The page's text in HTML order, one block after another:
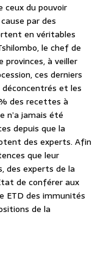
ceux du pouvoir
par des
en véritables
le chef de
provinces, à veiller
ces derniers
et les
des recettes à
n’a jamais été
depuis que la
des experts. Afin
que leur
des experts de la
de conférer aux
ETD des immunités
de la